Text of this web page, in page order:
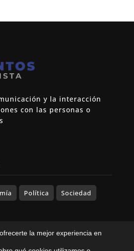
y la interacción
con las personas o
Política Sociedad
DE VISTA. Todos los
la mejor experiencia en